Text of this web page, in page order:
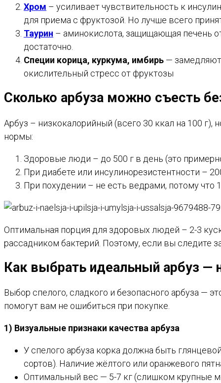
Хром – усиливает чувствительность к
для приема с фруктозой. Но лучше всего
Таурин – аминокислота, защищающая печень
достаточно.
Специи корица, куркума, имбирь —
окислительный стресс от фруктозы
Сколько арбуза можно съесть
Арбуз – низкокалорийный (всего 30 ккал на 100
нормы:
Здоровые люди – до 500 г в день (это
При диабете или инсулинорезистентности –
При похудении – не есть ведрами, потому что
Оптимальная порция для здоровых людей – 2-3
рассадником бактерий. Поэтому, если вы следите
Как выбрать идеальный арбуз
Выбор спелого, сладкого и безопасного арбуза —
помогут вам не ошибиться при покупке.
1) Визуальные признаки качества арбуза
У спелого арбуза корка должна быть
сортов). Наличие жёлтого или оранжевого
Оптимальный вес — 5-7 кг (слишком крупные